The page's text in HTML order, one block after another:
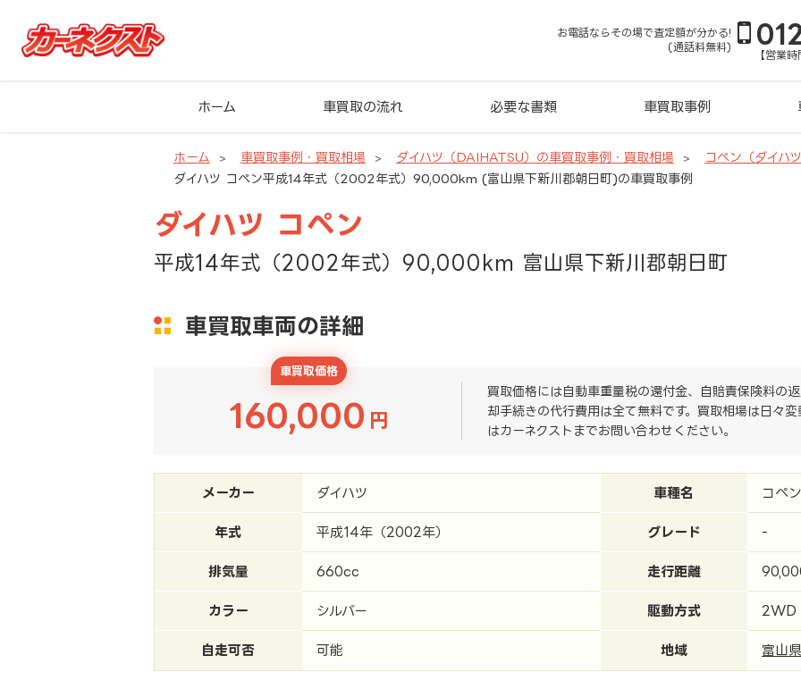
お電話ならその場で査定額が分かる!
(通話料無料)
【営業
ホーム 車買取の流れ 必要な書類 車買取事例
ホーム 車買取事例・買取相場 ダイハツ（DAIHATSU）の車買取事例・買取相場
コペン（ダイハ
ダイハツ コペン平成14年式（2002年式）90,000km (富山県下新川郡朝日町)の車買取事例
ダイハツ コペン
平成14年式（2002年式）90,000km 富山県下新川郡朝日町
車買取車両の詳細
車買取価格
160,000 円
買取価格には自動車重量税の還付金、自賠責保険料の
却手続きの代行費用は全て無料です。買取相場は日々
はカーネクストまでお問い合わせください。
メーカー ダイハツ 車種名 コペン
年式 平成14年（2002年） グレード -
排気量 660cc 走行距離
カラー シルバー 駆動方式 2WD
自走可否 可能 地域 富山県